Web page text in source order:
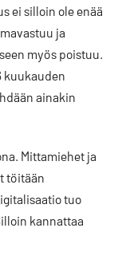
ei silloin ole enää
ja
myös poistuu.
kuukauden
ainakin
Mittamiehet ja
töitään
tuo
kannattaa